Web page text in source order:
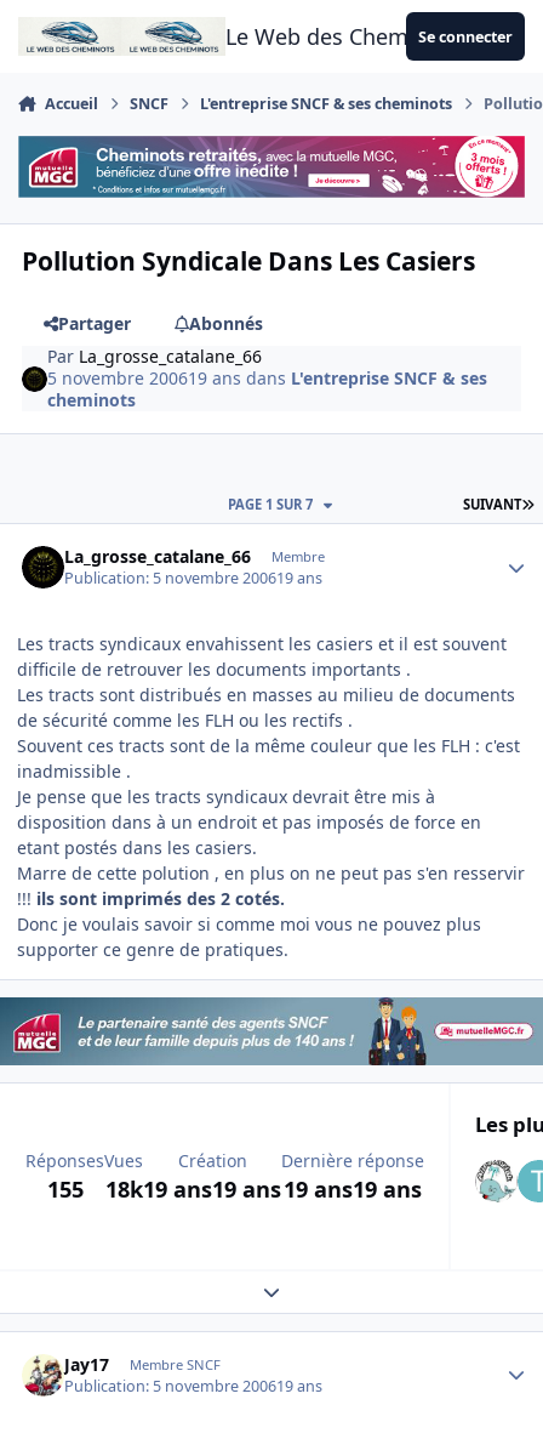
Aller au contenu
Le Web des CheminotsSe connecter
Accueil SNCF L'entreprise SNCF & ses cheminots
Pollution Syndicale Dans Les Casiers
Partager
Abonnés
Par La_grosse_catalane_66
5 novembre 200619 ans dans L'entreprise SNCF & ses
cheminots
SUIVANT
PAGE 1 SUR 7
La_grosse_catalane_66 Membre
Publication: 5 novembre 200619 ans
Les tracts syndicaux envahissent les casiers et il est souvent
difficile de retrouver les documents importants .
Les tracts sont distribués en masses au milieu de documents
de sécurité comme les FLH ou les rectifs .
Souvent ces tracts sont de la même couleur que les FLH : c'est
inadmissible .
Je pense que les tracts syndicaux devrait être mis à
disposition dans à un endroit et pas imposés de force en
etant postés dans les casiers.
Marre de cette polution , en plus on ne peut pas s'en resservir
!!! ils sont imprimés des 2 cotés.
Donc je voulais savoir si comme moi vous ne pouvez plus
supporter ce genre de pratiques.
Réponses
155
Vues
18k
Création
19 ans19 ans
Dernière réponse
19 ans19 ans
Les
Expand topic overview
Jay17 Membre SNCF
Publication: 5 novembre 200619 ans